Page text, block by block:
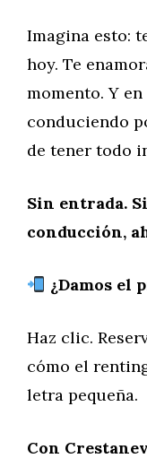
Imagina esto:
hoy. Te
momento. Y
conduciendo
de tener todo
Sin entrada.
conducción,
¿Damos el
Haz clic.
cómo el
letra pequeña.
Con